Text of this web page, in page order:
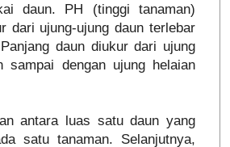
daun. PH (tinggi tanaman)
dari ujung-ujung daun terlebar
daun diukur dari ujung
sampai dengan ujung helaian
antara luas satu daun yang
satu tanaman. Selanjutnya,